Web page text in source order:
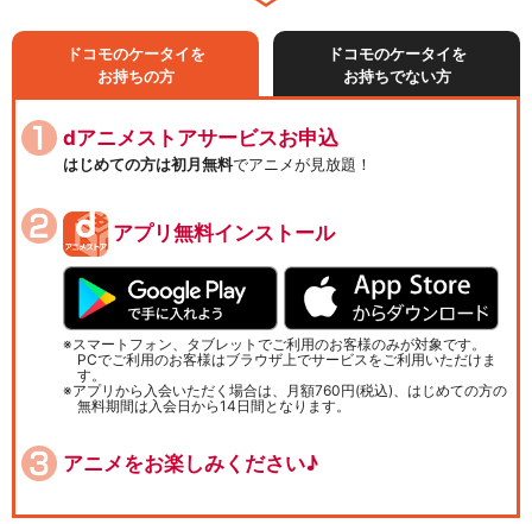
ドコモのケータイを
お持ちの方
ドコモのケータイを
お持ちでない方
dアニメストアサービスお申込
はじめての方は初月無料でアニメが見放題！
アプリ無料インストール
スマートフォン、タブレットでご利用のお客様のみが対象です。
PCでご利用のお客様はブラウザ上でサービスをご利用いただけま
す。
アプリから入会いただく場合は、月額760円(税込)、はじめての方の
無料期間は入会日から14日間となります。
アニメをお楽しみください♪